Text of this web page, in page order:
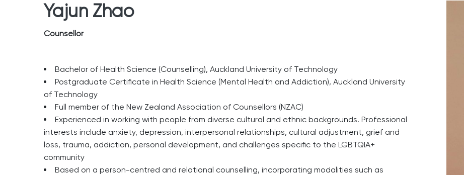
Yajun Zhao
Counsellor
Bachelor of Health Science (Counselling), Auckland University of Technology
Postgraduate Certificate in Health Science (Mental Health and Addiction), Auckland University
of Technology
Full member of the New Zealand Association of Counsellors (NZAC)
Experienced in working with people from diverse cultural and ethnic backgrounds. Professional
interests include anxiety, depression, interpersonal relationships, cultural adjustment, grief and
loss, trauma, addiction, personal development, and challenges specific to the LGBTQIA+
community
Based on a person-centred and relational counselling, incorporating modalities such as